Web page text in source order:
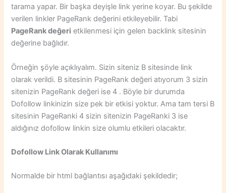
tarama yapar. Bir başka deyişle link yerine koyar. Bu şekilde
verilen linkler PageRank değerini etkileyebilir. Tabi
PageRank değeri etkilenmesi için gelen backlink sitesinin
değerine bağlıdır.
Örneğin şöyle açıklıyalım. Sizin siteniz B sitesinde link
olarak verildi. B sitesinin PageRank değeri atıyorum 3 sizin
sitenizin PageRank değeri ise 4 . Böyle bir durumda
Dofollow linkinizin size pek bir etkisi yoktur. Ama tam tersi B
sitesinin PageRanki 4 sizin sitenizin PageRanki 3 ise
aldığınız dofollow linkin size olumlu etkileri olacaktır.
Dofollow Link Olarak Kullanımı
Normalde bir html bağlantısı aşağıdaki şekildedir;